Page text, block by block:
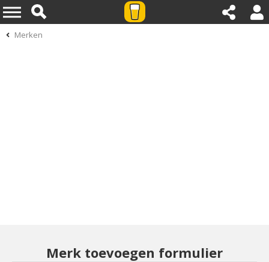
Merken
Merk toevoegen formulier